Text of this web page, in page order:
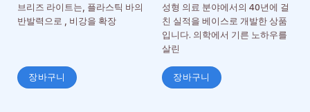
브리즈 라이트는, 플라스틱 바의
반발력으로 , 비강을 확장
장바구니
성형 의료 분야에서의 40년에 걸
친 실적을 베이스로 개발한 상품
입니다. 의학에서 기른 노하우를
살린
장바구니